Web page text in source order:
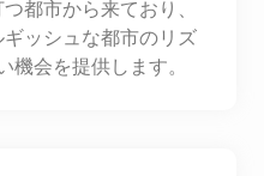
都市から来ており、
ッシュな都市のリズ
会を提供します。